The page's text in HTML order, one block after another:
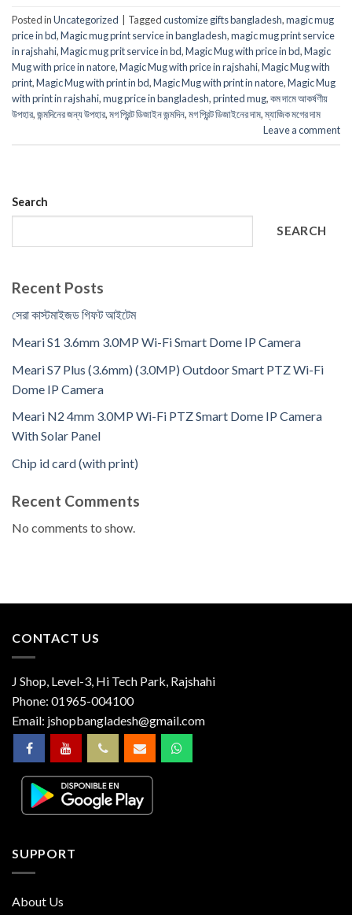
Posted inUncategorized Taggedcustomize gifts bangladesh,magic mug
price in bd,Magic mug print service in bangladesh,magic mug print service
in rajshahi,Magic mug prit service in bd,Magic Mug with price in bd,Magic
Mug with price in natore,Magic Mug with price in rajshahi,Magic Mug with
print,Magic Mug with print in bd,Magic Mug with print in natore,Magic Mug
with print in rajshahi,mug price in bangladesh,printed mug,কম দামে আকর্ষণীয়
উপহার,জন্মদিনের জন্য উপহার,মগ প্রিন্ট ডিজাইন জন্মদিন,মগ প্রিন্ট ডিজাইনের দাম,ম্যাজিক মগের দাম
Leave a comment
Search
SEARCH
Recent Posts
সেরা কাস্টমাইজড গিফট আইটেম
Meari S1 3.6mm 3.0MP Wi-Fi Smart Dome IP Camera
Meari S7 Plus (3.6mm) (3.0MP) Outdoor Smart PTZ Wi-Fi
Dome IP Camera
Meari N2 4mm 3.0MP Wi-Fi PTZ Smart Dome IP Camera
With Solar Panel
Chip id card (with print)
Recent Comments
No comments to show.
CONTACT US
J Shop, Level-3, Hi Tech Park, Rajshahi
Phone: 01965-004100
Email: jshopbangladesh@gmail.com
SUPPORT
About Us